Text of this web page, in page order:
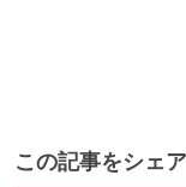
この記事をシェ